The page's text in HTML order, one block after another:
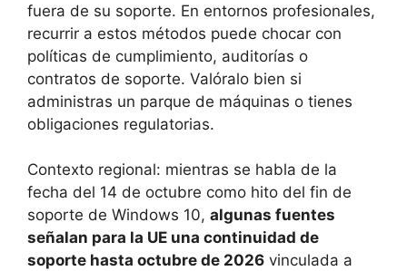
fuera de su soporte. En entornos profesionales,
recurrir a estos métodos puede chocar con
políticas de cumplimiento, auditorías o
contratos de soporte. Valóralo bien si
administras un parque de máquinas o tienes
obligaciones regulatorias.
Contexto regional: mientras se habla de la
fecha del 14 de octubre como hito del fin de
soporte de Windows 10, algunas fuentes
señalan para la UE una continuidad de
soporte hasta octubre de 2026 vinculada a